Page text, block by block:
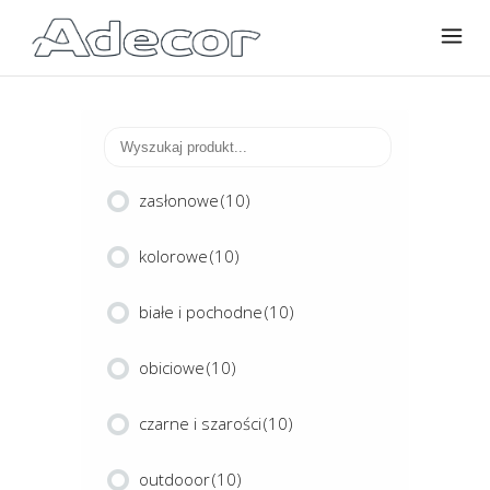
zasłonowe(10)
kolorowe(10)
białe i pochodne(10)
obiciowe(10)
czarne i szarości(10)
outdooor(10)